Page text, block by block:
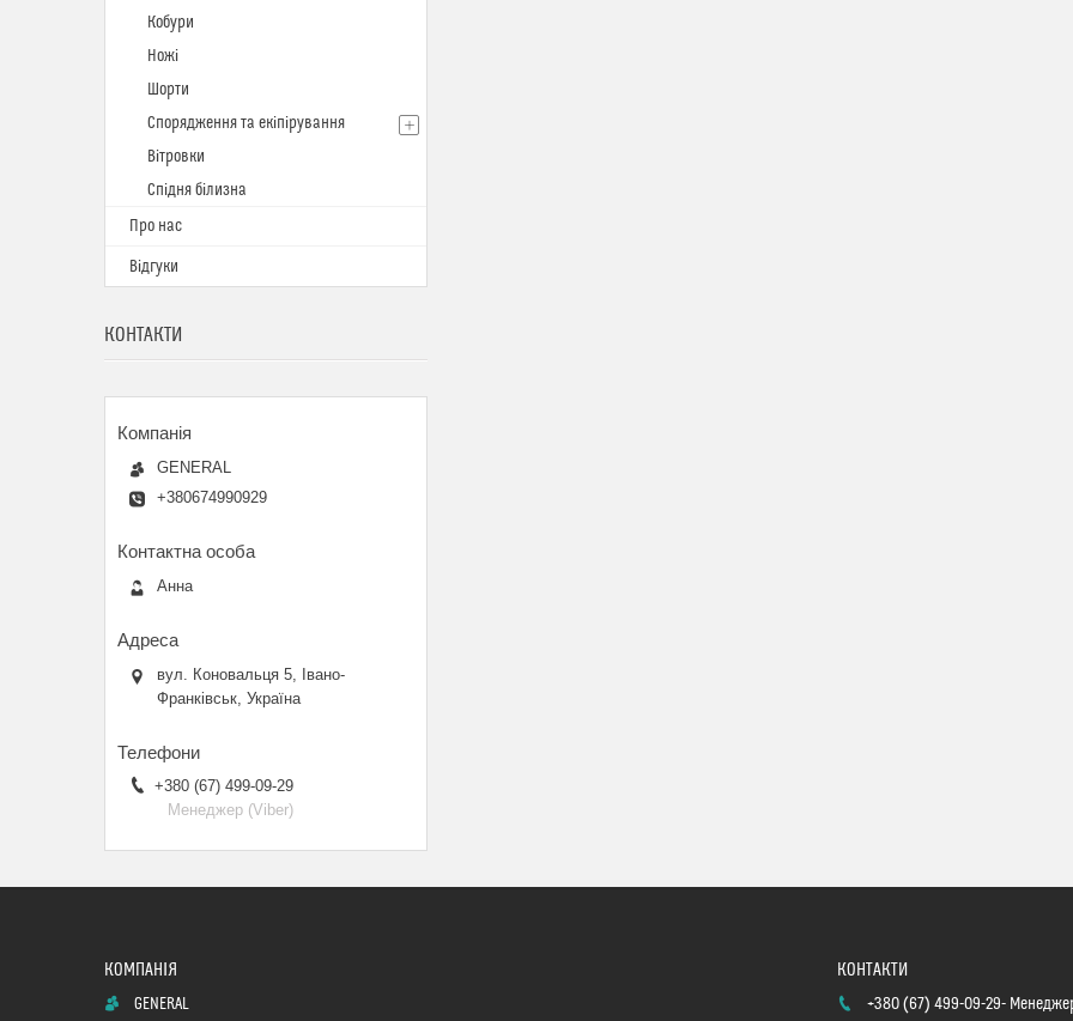
Кобури
Ножі
Шорти
Спорядження та екіпірування
Вітровки
Спідня білизна
Про нас
Відгуки
КОНТАКТИ
GENERAL
+380674990929
Анна
вул. Коновальця 5, Івано-
Франківськ, Україна
+380 (67) 499-09-29
Менеджер (Viber)
GENERAL +380 (67) 499-09-29